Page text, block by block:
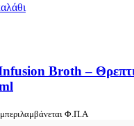
Broth –
Φ.Π.Α